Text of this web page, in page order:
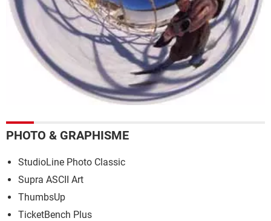
PHOTO & GRAPHISME
StudioLine Photo Classic
Supra ASCII Art
ThumbsUp
TicketBench Plus